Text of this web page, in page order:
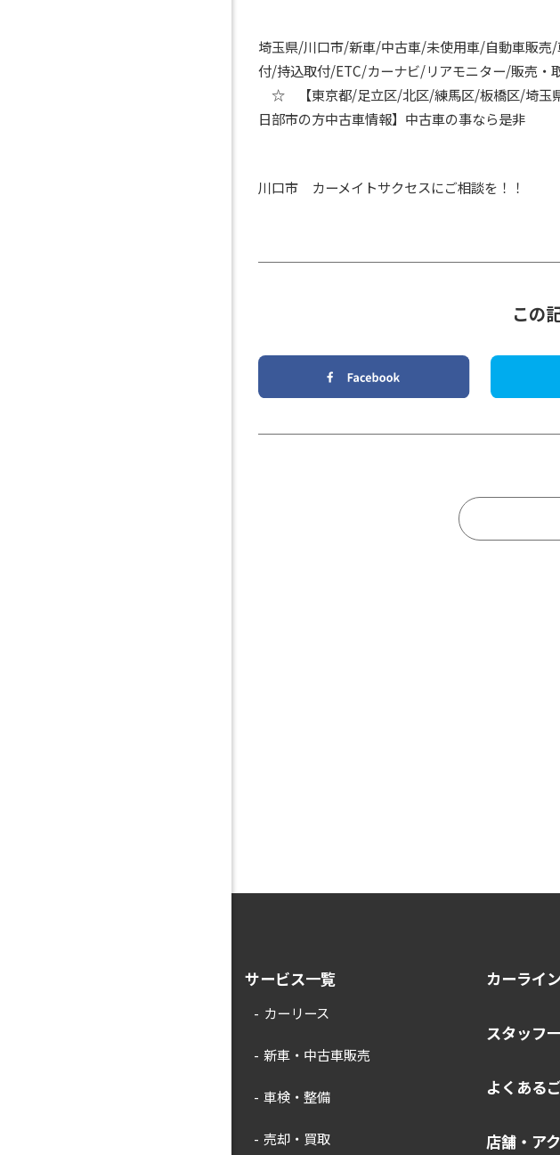
埼玉県/川口市/新車/中古車/未使用車/自動車販
付/持込取付/ETC/カーナビ/リアモニター/販売・
☆ 【東京都/足立区/北区/練馬区/板橋区/埼玉
日部市の方中古車情報】中古車の事なら是非
川口市 カーメイトサクセスにご相談を！！
この
サービス一覧
カーリース
新車・中古車販売
車検・整備
売却・買取
カーライ
スタッフ
よくある
店舗・ア